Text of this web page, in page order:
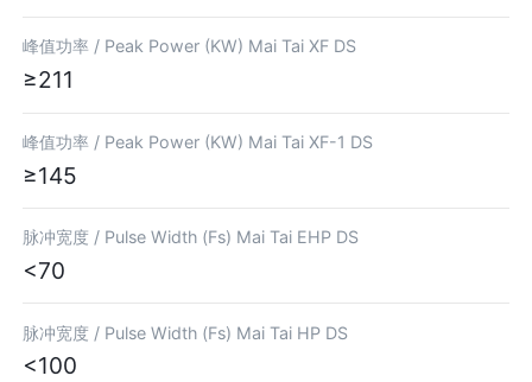
峰值功率 / Peak Power (KW) Mai Tai XF DS
≥211
峰值功率 / Peak Power (KW) Mai Tai XF-1 DS
≥145
脉冲宽度 / Pulse Width (Fs) Mai Tai EHP DS
<70
脉冲宽度 / Pulse Width (Fs) Mai Tai HP DS
<100